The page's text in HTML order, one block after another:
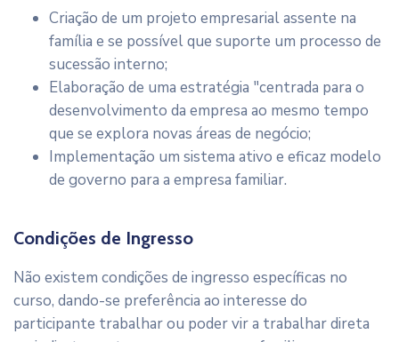
Criação de um projeto empresarial assente na
família e se possível que suporte um processo de
sucessão interno;
Elaboração de uma estratégia "centrada para o
desenvolvimento da empresa ao mesmo tempo
que se explora novas áreas de negócio;
Implementação um sistema ativo e eficaz modelo
de governo para a empresa familiar.
Condições de Ingresso
Não existem condições de ingresso específicas no
curso, dando-se preferência ao interesse do
participante trabalhar ou poder vir a trabalhar direta